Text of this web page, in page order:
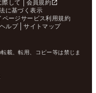
際して
会員規約
に基づく表示
ページサービス利用規約
ヘルプ サイトマップ
載、転用、コピー等は禁じま